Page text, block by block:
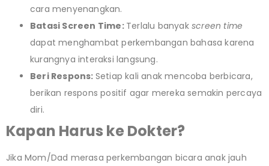
cara menyenangkan.
Batasi Screen Time: Terlalu banyak screen time
dapat menghambat perkembangan bahasa karena
kurangnya interaksi langsung.
Beri Respons: Setiap kali anak mencoba berbicara,
berikan respons positif agar mereka semakin percaya
diri.
Kapan Harus ke Dokter?
Jika Mom/Dad merasa perkembangan bicara anak jauh